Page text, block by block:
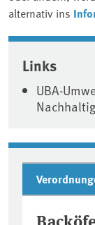
alternativ ins
Links
UBA-